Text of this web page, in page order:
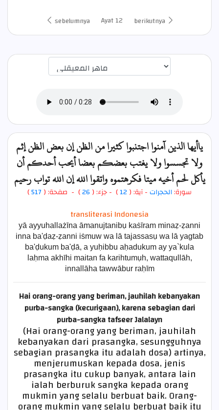
sebelumnya Ayat 12 berikutnya
اختيار قارئ الآية
ياأيها الذين آمنوا اجتنبوا كثيرا من الظن إن بعض الظن إثم
ولا تجسسوا ولا يغتب بعضكم بعضا أيحب أحدكم أن
يأكل لحم أخيه ميتا فكرهتموه واتقوا الله إن الله تواب رحيم
سورة:الحجرات- آية: ( 12
) - جزء: (26) - صفحة: ( 517
)
transliterasi Indonesia
yā ayyuhallażīna āmanujtanibụ kaṡīram minaẓ-ẓanni
inna ba'ḍaẓ-ẓanni iṡmuw wa lā tajassasụ wa lā yagtab
ba'ḍukum ba'ḍā, a yuḥibbu aḥadukum ay ya`kula
laḥma akhīhi maitan fa karihtumụh, wattaqullāh,
innallāha tawwābur raḥīm
Hai orang-orang yang beriman, jauhilah kebanyakan
purba-sangka (kecurigaan), karena sebagian dari
purba-sangkatafseer Jalalayn
(Hai orang-orang yang beriman, jauhilah
kebanyakan dari prasangka, sesungguhnya
sebagian prasangka itu adalah dosa) artinya,
menjerumuskan kepada dosa, jenis
prasangka itu cukup banyak, antara lain
ialah berburuk sangka kepada orang
mukmin yang selalu berbuat baik. Orang-